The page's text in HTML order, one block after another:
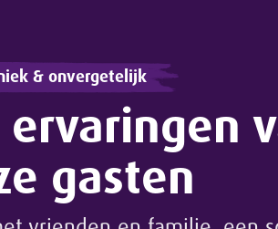
& onvergetelijk
gasten